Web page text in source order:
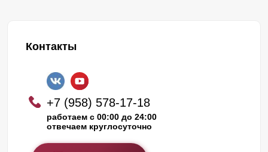
Контакты
+7 (958) 578-17-18
работаем с 00:00 до 24:00
отвечаем круглосуточно